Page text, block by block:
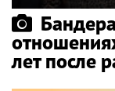
лет после